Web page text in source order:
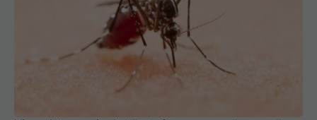
Virusul transmis de țânțari care pune Europa în
alertă. OMS avertizează: se răspândește rapid și